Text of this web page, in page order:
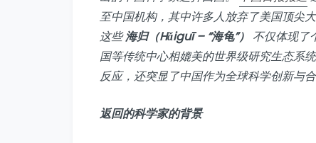
至中国机构，其中许多人放弃了美国顶尖大
这些海归（Hǎiguī – “海龟”） 不仅体现了
国等传统中心相媲美的世界级研究生态系
反应，还突显了中国作为全球科学创新与
返回的科学家的背景